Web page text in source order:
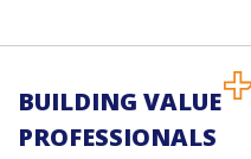
BUILDING VALUE
PROFESSIONALS